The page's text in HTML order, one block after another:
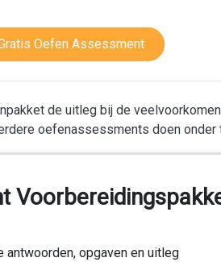
Oefen Assessment
de uitleg bij de
oefenassessments doen onder
antwoorden, opgaven en uitleg